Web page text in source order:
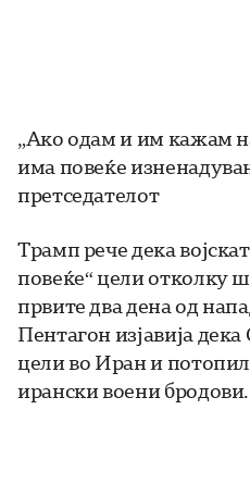
„Ако одам и им кажам
има повеќе
претседателот
Трамп рече дека
повеќе“ цели отколку
првите два дена од
Пентагон изјавија
цели во Иран и
ирански воени бродови.